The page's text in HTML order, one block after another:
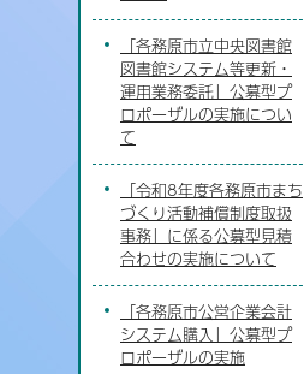
「各務原市立中央図書館
図書館システム等更新・
運用業務委託」公募型プ
ロポーザルの実施につい
て
「令和8年度各務原市まち
づくり活動補償制度取扱
事務」に係る公募型見積
合わせの実施について
「各務原市公営企業会計
システム購入」公募型プ
ロポーザルの実施